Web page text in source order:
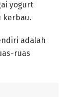
yogurt
kerbau.
adalah
ruas